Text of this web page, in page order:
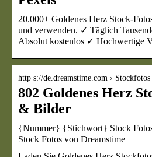
20.000+ Goldenes Herz Stock-
und verwenden. ✓ Täglich
Absolut kostenlos ✓ Hochwertige
http s://de.dreamstime.com › Stockfotos
802 Goldenes Herz
& Bilder
{Nummer} {Stichwort} Stock
Stock Fotos von Dreamstime